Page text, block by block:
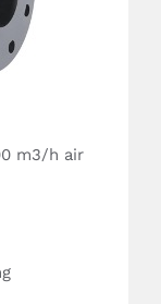
m3/h air